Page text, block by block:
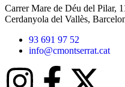
Carrer Mare de Déu del Pilar,
Cerdanyola del Vallès,
93 691 97 52
info@cmontserrat.cat